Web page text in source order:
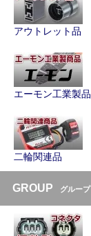
アウトレット品
エーモン工業製品
二輪関連品
GROUP グループ